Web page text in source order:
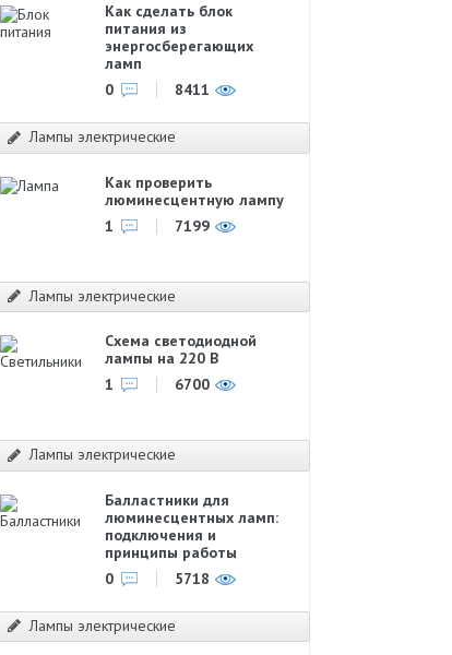
Как сделать блок
питания из
энергосберегающих
ламп
0
8411
Лампы электрические
Как проверить
люминесцентную лампу
1
7199
Лампы электрические
Cхема светодиодной
лампы на 220 В
1
6700
Лампы электрические
Балластники для
люминесцентных ламп:
подключения и
принципы работы
0
5718
Лампы электрические